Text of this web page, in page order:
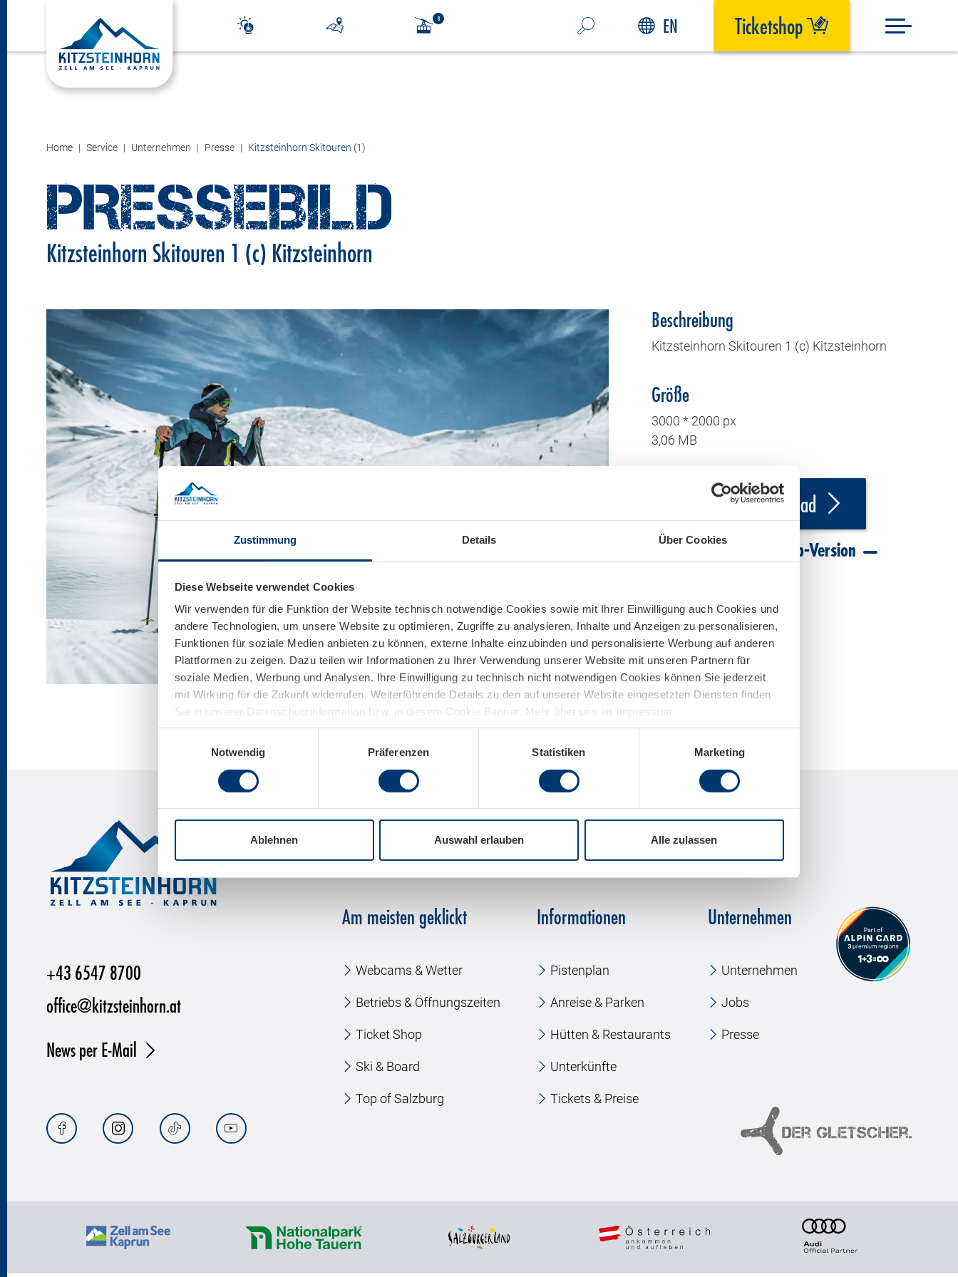
Zustimmung Details Über Cookies
Diese Webseite verwendet Cookies
Wir verwenden für die Funktion der Website technisch notwendige Cookies sowie mit Ihrer Einwilligung auch Cookies und
andere Technologien, um unsere Website zu optimieren, Zugriffe zu analysieren, Inhalte und Anzeigen zu personalisieren,
Funktionen für soziale Medien anbieten zu können, externe Inhalte einzubinden und personalisierte Werbung auf anderen
Plattformen zu zeigen. Dazu teilen wir Informationen zu Ihrer Verwendung unserer Website mit unseren Partnern für
soziale Medien, Werbung und Analysen. Ihre Einwilligung zu technisch nicht notwendigen Cookies können Sie jederzeit
mit Wirkung für die Zukunft widerrufen. Weiterführende Details zu den auf unserer Website eingesetzten Diensten finden
Sie in unserer Datenschutzinformation bzw. in diesem Cookie Banner. Mehr über uns im Impressum.
Notwendig
Präferenzen Statistiken Marketing
Ablehnen Auswahl erlauben Alle zulassen
EN Ticketshop
Home Service Unternehmen Presse Kitzsteinhorn Skitouren (1)
PRESSEBILD
Kitzsteinhorn Skitouren 1 (c) Kitzsteinhorn
Beschreibung
Kitzsteinhorn Skitouren 1 (c) Kitzsteinhorn
Größe
3000 * 2000 px
3,06 MB
Download
Download Web-Version
+43 6547 8700
office@kitzsteinhorn.at
News per E-Mail
Am meisten geklickt
Webcams & Wetter
Betriebs & Öffnungszeiten
Ticket Shop
Ski & Board
Top of Salzburg
Informationen
Pistenplan
Anreise & Parken
Hütten & Restaurants
Unterkünfte
Tickets & Preise
Unternehmen
Unternehmen
Jobs
Presse